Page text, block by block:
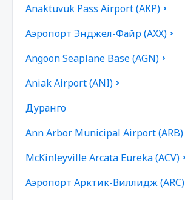
Anaktuvuk Pass Airport (AKP)
Аэропорт Энджел-Файр (AXX)
Angoon Seaplane Base (AGN)
Aniak Airport (ANI)
Дуранго
Ann Arbor Municipal Airport (ARB)
McKinleyville Arcata Eureka (ACV)
Аэропорт Арктик-Виллидж (ARC)